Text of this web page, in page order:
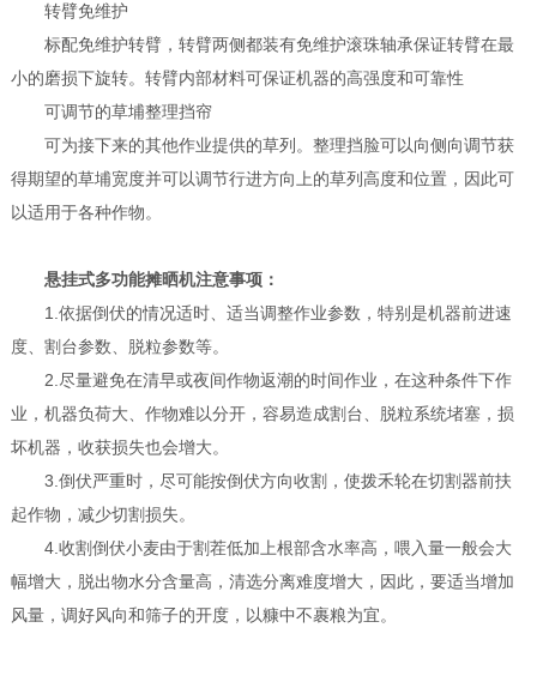
转臂免维护
标配免维护转臂，转臂两侧都装有免维护滚珠轴承保证转臂在最
小的磨损下旋转。转臂内部材料可保证机器的高强度和可靠性
可调节的草埔整理挡帘
可为接下来的其他作业提供的草列。整理挡脸可以向侧向调节获
得期望的草埔宽度并可以调节行进方向上的草列高度和位置，因此可
以适用于各种作物。
悬挂式多功能摊晒机注意事项：
1.依据倒伏的情况适时、适当调整作业参数，特别是机器前进速
度、割台参数、脱粒参数等。
2.尽量避免在清早或夜间作物返潮的时间作业，在这种条件下作
业，机器负荷大、作物难以分开，容易造成割台、脱粒系统堵塞，损
坏机器，收获损失也会增大。
3.倒伏严重时，尽可能按倒伏方向收割，使拨禾轮在切割器前扶
起作物，减少切割损失。
4.收割倒伏小麦由于割茬低加上根部含水率高，喂入量一般会大
幅增大，脱出物水分含量高，清选分离难度增大，因此，要适当增加
风量，调好风向和筛子的开度，以糠中不裹粮为宜。